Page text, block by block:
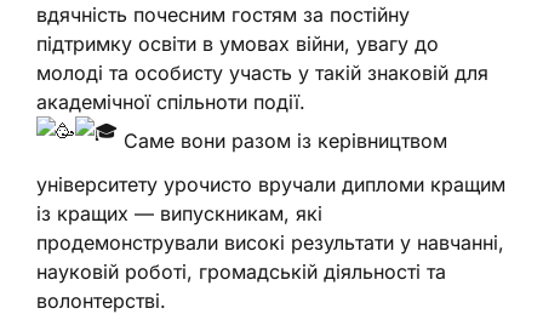
вдячність почесним гостям за постійну
підтримку освіти в умовах війни, увагу до
молоді та особисту участь у такій знаковій для
академічної спільноти події.
Саме вони разом із керівництвом
університету урочисто вручали дипломи кращим
із кращих — випускникам, які
продемонстрували високі результати у навчанні,
науковій роботі, громадській діяльності та
волонтерстві.